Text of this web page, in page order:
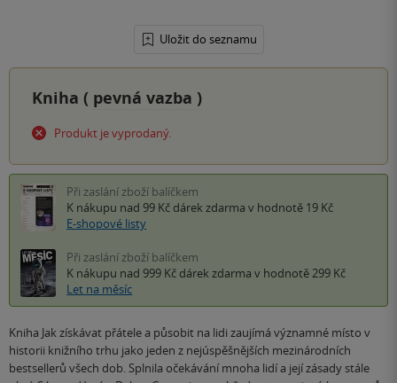
Uložit do seznamu
Kniha ( pevná vazba )
Produkt je vyprodaný.
Při zaslání zboží balíčkem
K nákupu nad 99 Kč dárek zdarma v hodnotě 19 Kč
E-shopové listy
Při zaslání zboží balíčkem
K nákupu nad 999 Kč dárek zdarma v hodnotě 299 Kč
Let na měsíc
Kniha Jak získávat přátele a působit na lidi zaujímá významné místo v
historii knižního trhu jako jeden z nejúspěšnějších mezinárodních
bestsellerů všech dob. Splnila očekávání mnoha lidí a její zásady stále